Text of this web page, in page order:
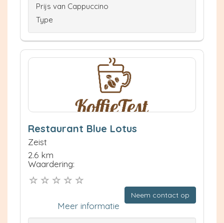
Prijs van Cappuccino
Type
Restaurant Blue Lotus
Zeist
2.6 km
Waardering:
Neem contact op
Meer informatie